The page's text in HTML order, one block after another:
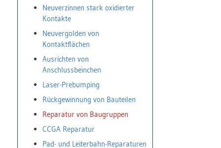
Neuverzinnen stark oxidierter
Kontakte
Neuvergolden von
Kontaktflächen
Ausrichten von
Anschlussbeinchen
Laser-Prebumping
Rückgewinnung von Bauteilen
Reparatur von Baugruppen
CCGA Reparatur
Pad- und Leiterbahn-Reparaturen